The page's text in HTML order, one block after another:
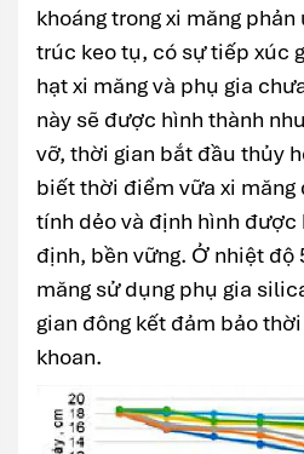
khoáng trong xi măng
trúc keo tụ, có sự tiếp xúc
hạt xi măng và phụ gia
này sẽ được hình thành
vỡ, thời gian bắt đầu thủy
biết thời điểm vữa xi măng
tính dẻo và định hình được
định, bền vững. Ở nhiệt độ
măng sử dụng phụ gia
gian đông kết đảm bảo
khoan.